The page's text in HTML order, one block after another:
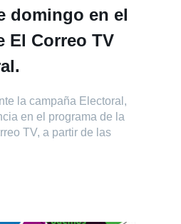
domingo en el
El Correo TV
la campaña Electoral,
en el programa de la
TV, a partir de las